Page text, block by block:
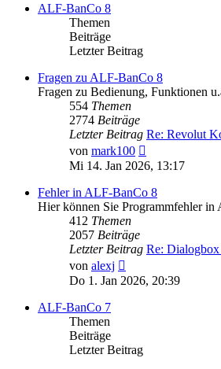
ALF-BanCo 8
Themen
Beiträge
Letzter Beitrag
Fragen zu ALF-BanCo 8
Fragen zu Bedienung, Funktionen
554 Themen
2774 Beiträge
Letzter Beitrag Re: Revolut
von mark100
Beitrag
Mi 14. Jan 2026, 13:17
Fehler in ALF-BanCo 8
Hier können Sie Programmfehler
412 Themen
2057 Beiträge
Letzter Beitrag Re:
von alexj
Beitrag
Do 1. Jan 2026, 20:39
ALF-BanCo 7
Themen
Beiträge
Letzter Beitrag